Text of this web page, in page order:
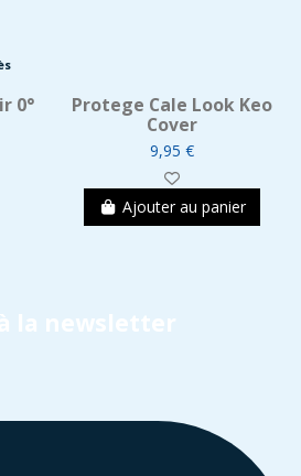
0°
Protege Cale Look Keo
Cover
9,95 €
Ajouter au panier
la newsletter